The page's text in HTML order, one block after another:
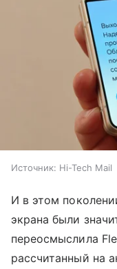
Источник: Hi-Tech Mail
И в этом
экрана были
переосмыслила
рассчитанный на